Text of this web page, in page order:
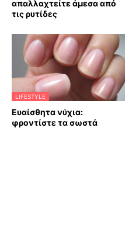
απαλλαχτείτε άμεσα από
τις ρυτίδες
LIFESTYLE
Ευαίσθητα νύχια:
φροντίστε τα σωστά